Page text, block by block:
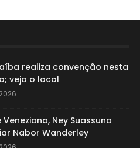
realiza convenção nesta
veja o local
Ney Suassuna
Nabor Wanderley